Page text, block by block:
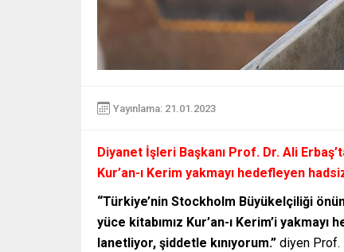
Yayınlama: 21.01.2023
Diyanet İşleri Başkanı Prof. Dr. Ali
Kur’an-ı Kerim yakmayı hedefleyen
“Türkiye’nin Stockholm Büyükelçiliği
yüce kitabımız Kur’an-ı Kerim’i
lanetliyor, şiddetle kınıyorum.” diyen Prof.